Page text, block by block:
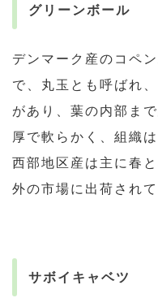
グリーンボール
デンマーク産のコペ
で、丸玉とも呼ばれ
があり、葉の内部ま
厚で軟らかく、組織
西部地区産は主に春
外の市場に出荷されて
サボイキャベツ